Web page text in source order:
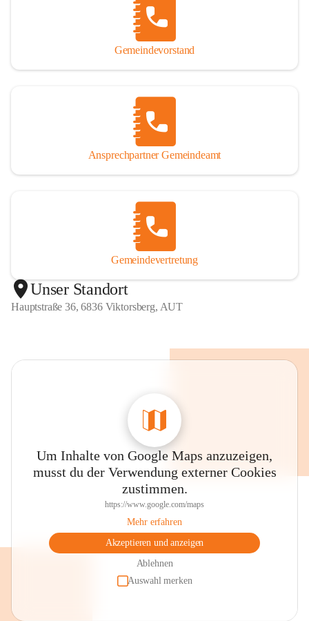
Gemeindevorstand
Ansprechpartner Gemeindeamt
Gemeindevertretung
Unser Standort
Hauptstraße 36, 6836 Viktorsberg, AUT
Um Inhalte von Google Maps anzuzeigen,
musst du der Verwendung externer Cookies
zustimmen.
https://www.google.com/maps
Mehr erfahren
Akzeptieren und anzeigen
Ablehnen
Auswahl merken